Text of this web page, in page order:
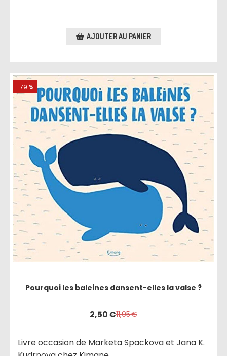
AJOUTER AU PANIER
-79 %
Pourquoi les baleines dansent-elles la valse ?
2,50€11,95€
Livre occasion de Marketa Spackova et Jana K.